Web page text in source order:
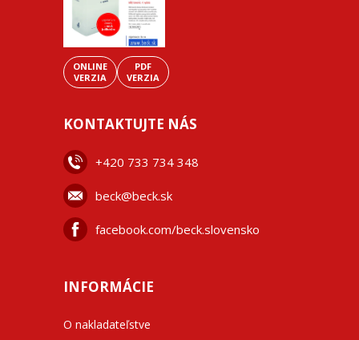
ONLINE
VERZIA
PDF
VERZIA
KONTAKTUJTE NÁS
+420 733 734 348
beck@beck.sk
facebook.com/beck.slovensko
INFORMÁCIE
O nakladateľstve